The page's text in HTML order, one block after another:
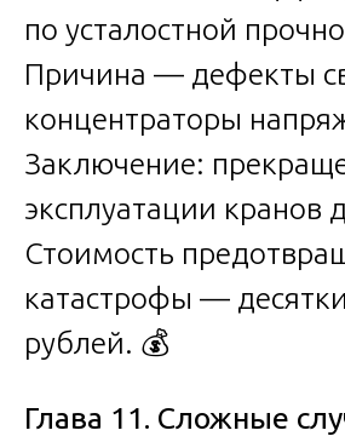
по усталостной
Причина — дефекты
концентраторы
Заключение:
эксплуатации кранов
Стоимость
катастрофы —
рублей. 💰
Глава 11. Сложные